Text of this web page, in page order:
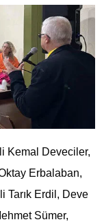
Kemal Deveciler,
Erbalaban,
Tarık Erdil, Deve
Sümer,